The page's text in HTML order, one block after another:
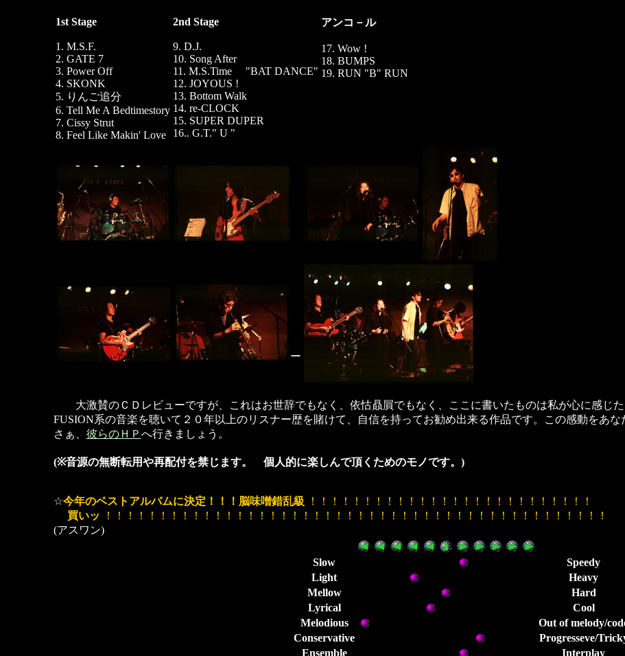
1st Stage
1. M.S.F.
2. GATE 7
3. Power Off
4. SKONK
5. りんご追分
6. Tell Me A Bedtimestory
7. Cissy Strut
8. Feel Like Makin' Love
2nd Stage
9. D.J.
10. Song After
11. M.S.Time "BAT DANCE"
12. JOYOUS !
13. Bottom Walk
14. re-CLOCK
15. SUPER DUPER
16.. G.T." U "
アンコ－ル
17. Wow !
18. BUMPS
19. RUN "B" RUN
ー
大激賛のＣＤレビューですが、これはお世辞でもなく、依怙贔屓でもなく、ここに書いたものは私が心に感じた
FUSION系の音楽を聴いて２０年以上のリスナー歴を賭けて、自信を持ってお勧め出来る作品です。この感動をあな
さぁ、 彼らのＨＰ へ行きましょう。
(※音源の無断転用や再配付を禁じます。 個人的に楽しんで頂くためのモノです。)
☆今年のベストアルバムに決定！！！ 脳味噌錯乱級 ！！！！！！！！！！！！！！！！！！！！！！！！！！
買いッ ！！！！！！！！！！！！！！！！！！！！！！！！！！！！！！！！！！！！！！！！！！！！！！
(アスワン)
Slow
Speedy
Light
Heavy
Mellow
Hard
Lyrical
Cool
Melodious
Out of melody/
Conservative
Progresseve/
Ensemble
Interplay